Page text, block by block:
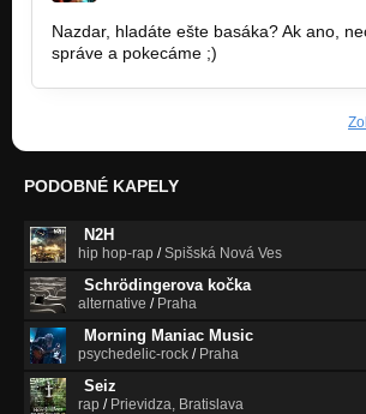
Nazdar, hladáte ešte basáka? Ak ano,
správe a pokecáme ;)
PODOBNÉ KAPELY
N2H
hip hop-rap /Spišská Nová Ves
Schrödingerova kočka
alternative / Praha
Morning Maniac Music
psychedelic-rock / Praha
Seiz
rap / Prievidza, Bratislava